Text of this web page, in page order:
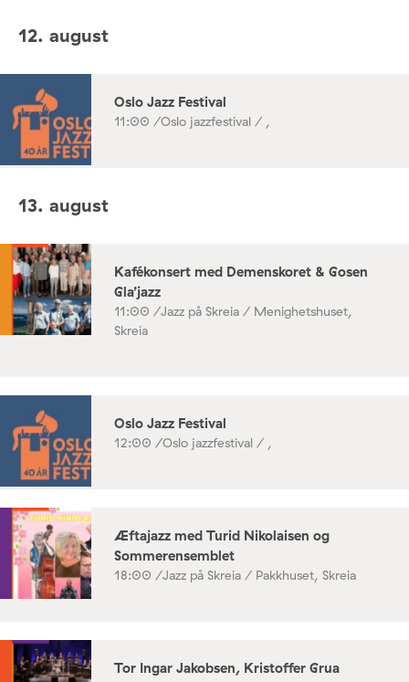
12. august
Oslo Jazz Festival
11:00 /Oslo jazzfestival / ,
13. august
Kafékonsert med Demenskoret & Gosen
Gla’jazz
11:00 /Jazz på Skreia / Menighetshuset,
Skreia
Oslo Jazz Festival
12:00 /Oslo jazzfestival / ,
Æftajazz med Turid Nikolaisen og
Sommerensemblet
18:00 /Jazz på Skreia / Pakkhuset, Skreia
Tor Ingar Jakobsen, Kristoffer Grua